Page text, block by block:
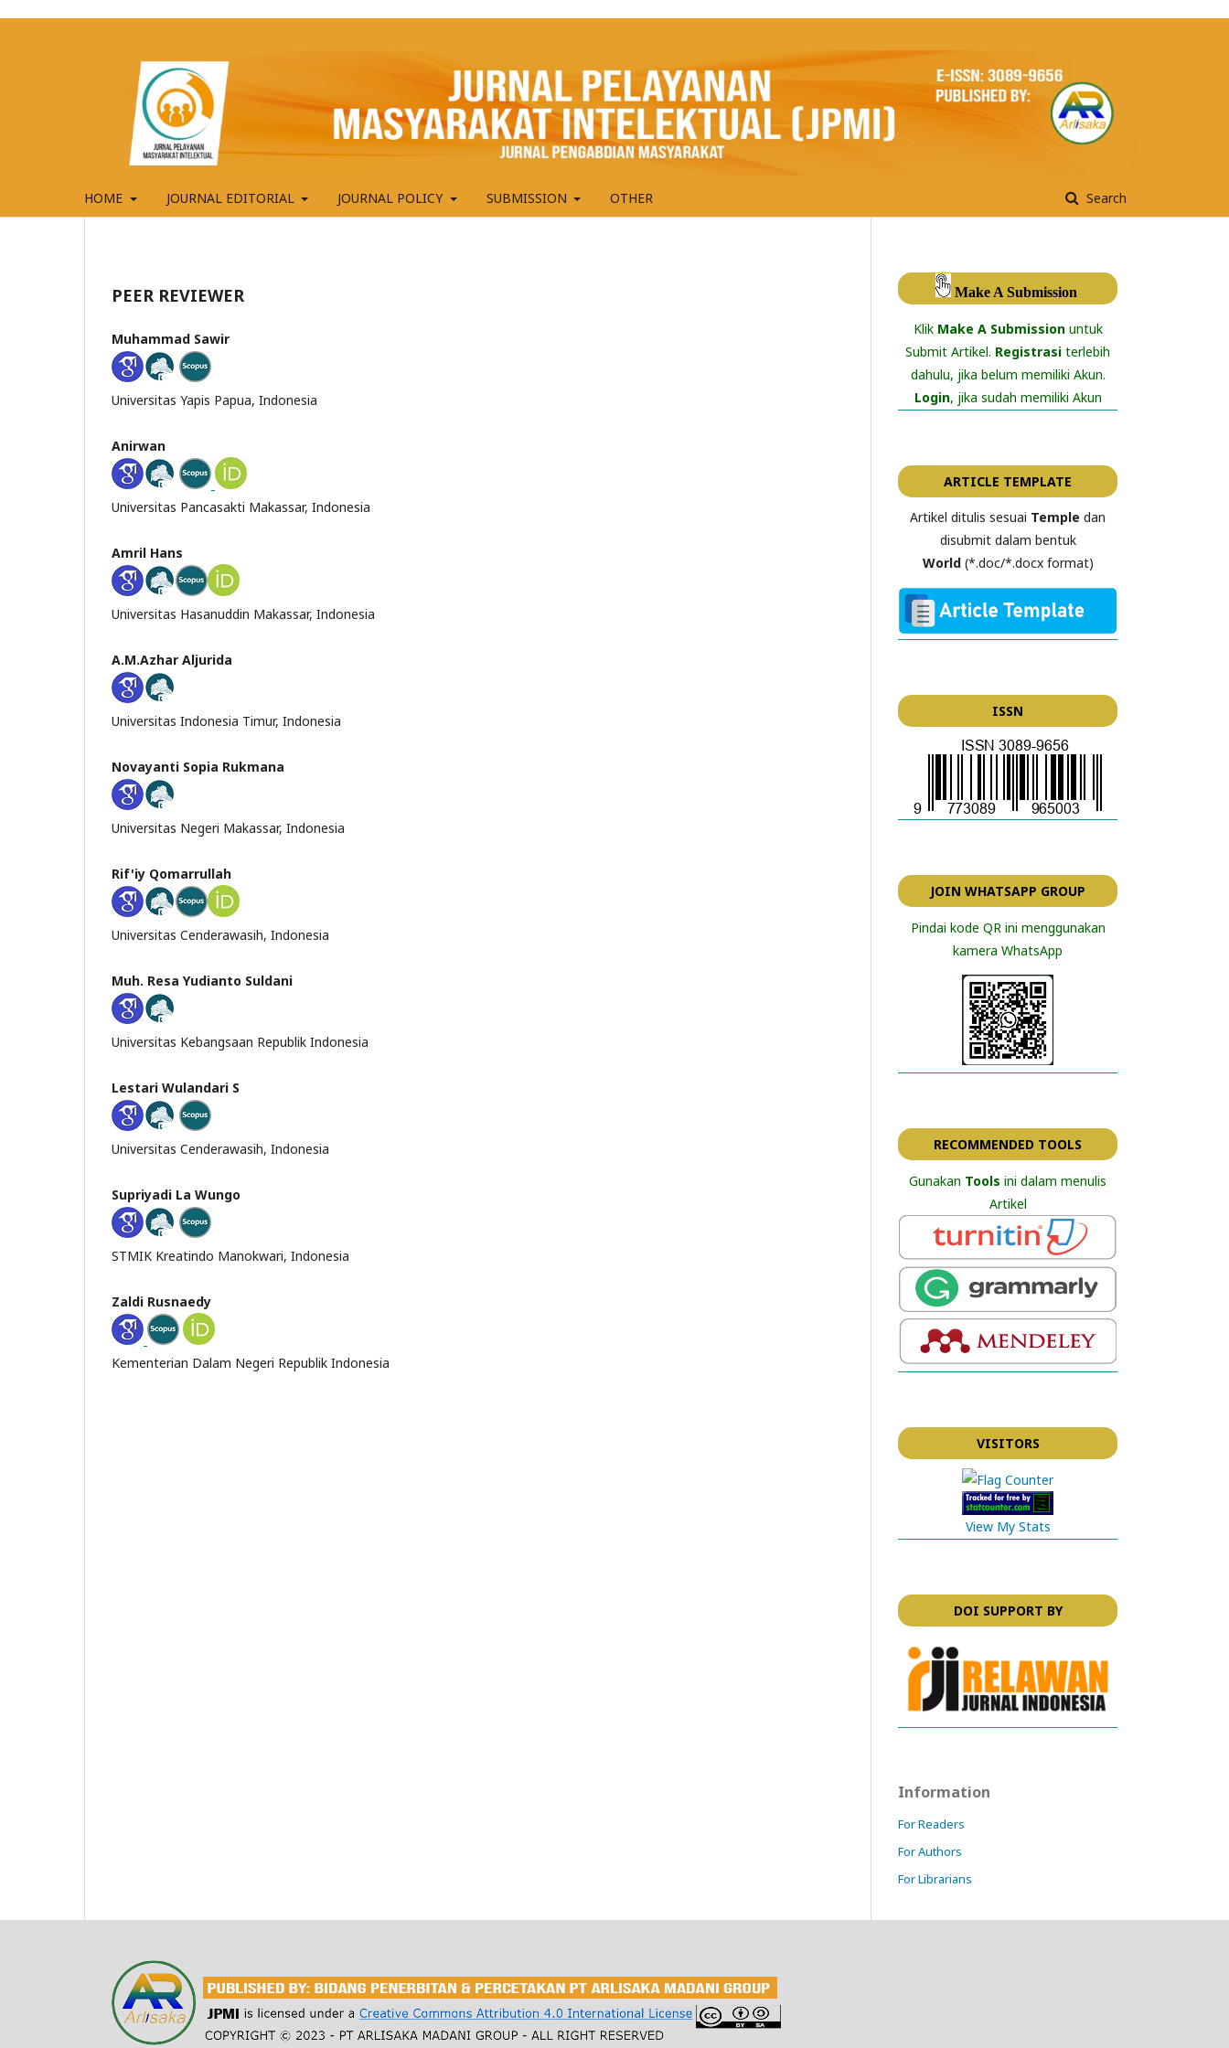
HOME JOURNAL EDITORIAL JOURNAL POLICY SUBMISSION OTHER Search
PEER REVIEWER
Muhammad Sawir
Universitas Yapis Papua, Indonesia
Anirwan
Universitas Pancasakti Makassar, Indonesia
Amril Hans
Universitas Hasanuddin Makassar, Indonesia
A.M.Azhar Aljurida
Universitas Indonesia Timur, Indonesia
Novayanti Sopia Rukmana
Universitas Negeri Makassar, Indonesia
Rif'iy Qomarrullah
Universitas Cenderawasih, Indonesia
Muh. Resa Yudianto Suldani
Universitas Kebangsaan Republik Indonesia
Lestari Wulandari S
Universitas Cenderawasih, Indonesia
Supriyadi La Wungo
STMIK Kreatindo Manokwari, Indonesia
Zaldi Rusnaedy
Kementerian Dalam Negeri Republik Indonesia
Make A Submission
KlikMake A Submissionuntuk
Submit Artikel. Registrasi terlebih
dahulu, jika belum memiliki Akun.
Login, jika sudah memiliki Akun
ARTICLE TEMPLATE
Artikel ditulis sesuai Temple dan
disubmit dalam bentuk
World(*.doc/*.docx format)
ISSN
JOIN WHATSAPP GROUP
Pindai kode QR ini menggunakan
kamera WhatsApp
RECOMMENDED TOOLS
Gunakan Tools ini dalam menulis
Artikel
VISITORS
View My Stats
DOI SUPPORT BY
Information
For Readers
For Authors
For Librarians